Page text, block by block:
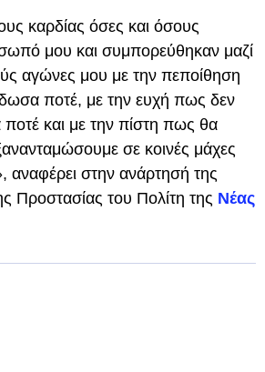
καρδίας όσες και όσους
μου και συμπορεύθηκαν μαζί
αγώνες μου με την πεποίθηση
ποτέ, με την ευχή πως δεν
και με την πίστη πως θα
σε κοινές μάχες
αναφέρει στην ανάρτησή της
Προστασίας του Πολίτη της Νέας